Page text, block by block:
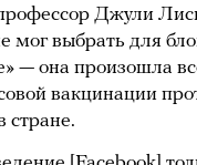
Джули
мог выбрать для
— она произошла
вакцинации
стране.